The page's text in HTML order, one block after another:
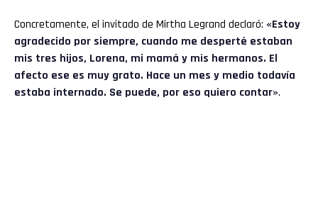
Concretamente, el invitado de Mirtha Legrand declaró: «Estoy
agradecido por siempre, cuando me desperté estaban
mis tres hijos, Lorena, mi mamá y mis hermanos. El
afecto ese es muy grato. Hace un mes y medio todavía
estaba internado. Se puede, por eso quiero contar».